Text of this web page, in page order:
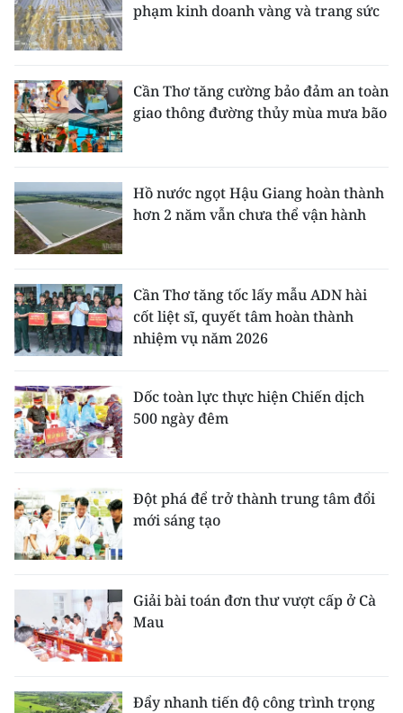
phạm kinh doanh vàng và trang sức
Cần Thơ tăng cường bảo đảm an toàn
giao thông đường thủy mùa mưa bão
Hồ nước ngọt Hậu Giang hoàn thành
hơn 2 năm vẫn chưa thể vận hành
Cần Thơ tăng tốc lấy mẫu ADN hài
cốt liệt sĩ, quyết tâm hoàn thành
nhiệm vụ năm 2026
Dốc toàn lực thực hiện Chiến dịch
500 ngày đêm
Đột phá để trở thành trung tâm đổi
mới sáng tạo
Giải bài toán đơn thư vượt cấp ở Cà
Mau
Đẩy nhanh tiến độ công trình trọng